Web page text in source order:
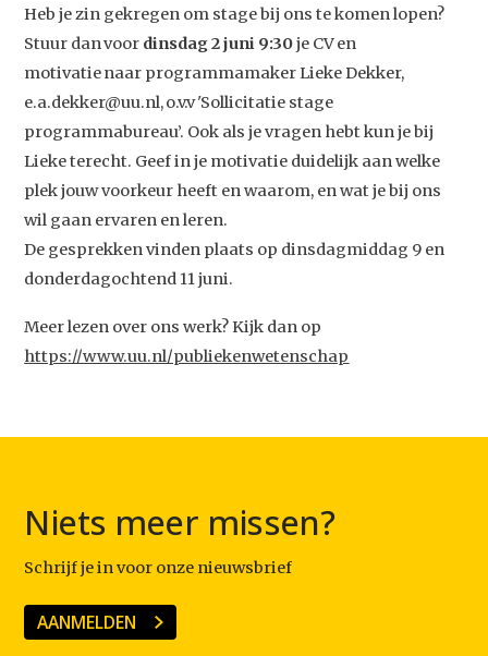
Heb je zin gekregen om stage bij ons te komen lopen?
Stuur dan voor dinsdag 2 juni 9:30je CV en
motivatie naar programmamaker Lieke Dekker,
e.a.dekker@uu.nl, o.v.v 'Sollicitatie stage
programmabureau’. Ook als je vragen hebt kun je bij
Lieke terecht. Geef in je motivatie duidelijk aan welke
plek jouw voorkeur heeft en waarom, en wat je bij ons
wil gaan ervaren en leren.
De gesprekken vinden plaats op dinsdagmiddag 9 en
donderdagochtend 11 juni.
Meer lezen over ons werk? Kijk dan op
https://www.uu.nl/publiekenwetenschap
Niets meer missen?
Schrijf je in voor onze nieuwsbrief
AANMELDEN